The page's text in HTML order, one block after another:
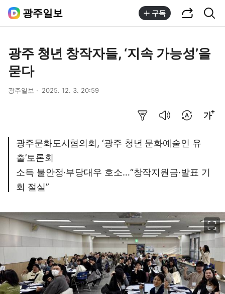
광주일보 구독
광주 청년 창작자들, ‘지속 가능성’을
묻다
광주일보 2025. 12. 3. 20:59
광주문화도시협의회, ‘광주 청년 문화예술인 유
출’토론회
소득 불안정·부당대우 호소…“창작지원금·발표 기
회 절실”